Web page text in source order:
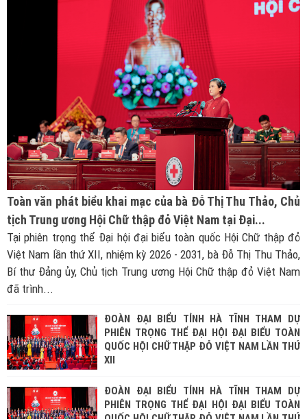
Toàn văn phát biểu khai mạc của bà Đỗ Thị Thu Thảo, Chủ
tịch Trung ương Hội Chữ thập đỏ Việt Nam tại Đại...
Tại phiên trọng thể Đại hội đại biểu toàn quốc Hội Chữ thập đỏ
Việt Nam lần thứ XII, nhiệm kỳ 2026 - 2031, bà Đỗ Thị Thu Thảo,
Bí thư Đảng ủy, Chủ tịch Trung ương Hội Chữ thập đỏ Việt Nam
đã trình...
ĐOÀN ĐẠI BIỂU TỈNH HÀ TĨNH THAM DỰ
PHIÊN TRỌNG THỂ ĐẠI HỘI ĐẠI BIỂU TOÀN
QUỐC HỘI CHỮ THẬP ĐỎ VIỆT NAM LẦN THỨ
XII
ĐOÀN ĐẠI BIỂU TỈNH HÀ TĨNH THAM DỰ
PHIÊN TRỌNG THỂ ĐẠI HỘI ĐẠI BIỂU TOÀN